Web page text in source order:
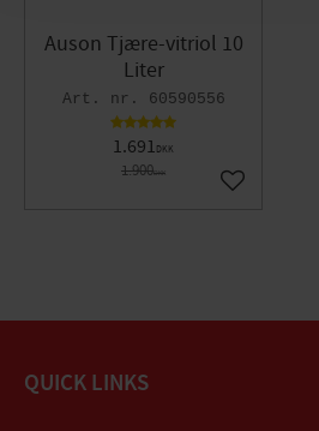
Auson Tjære-vitriol 10
Liter
60590556
1.691DKK
1.900DKK
Gem som
QUICK LINKS